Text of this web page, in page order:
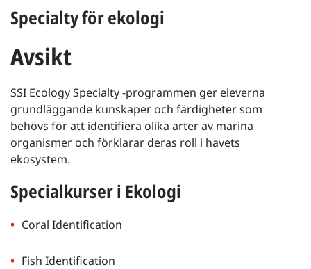
Specialty för ekologi
Avsikt
SSI Ecology Specialty -programmen ger eleverna
grundläggande kunskaper och färdigheter som
behövs för att identifiera olika arter av marina
organismer och förklarar deras roll i havets
ekosystem.
Specialkurser i Ekologi
Coral Identification
Fish Identification